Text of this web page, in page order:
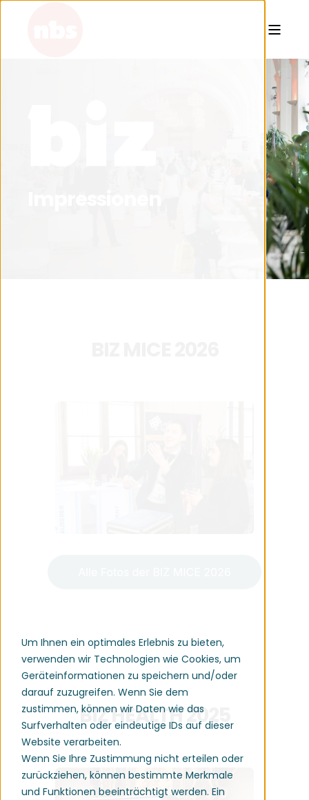
Um Ihnen ein optimales Erlebnis zu bieten,
verwenden wir Technologien wie Cookies, um
Geräteinformationen zu speichern und/oder
darauf zuzugreifen. Wenn Sie dem
zustimmen, können wir Daten wie das
Surfverhalten oder eindeutige IDs auf dieser
Website verarbeiten.
Wenn Sie Ihre Zustimmung nicht erteilen oder
zurückziehen, können bestimmte Merkmale
und Funktionen beeinträchtigt werden. Ein
BIZ HEALTH 2025